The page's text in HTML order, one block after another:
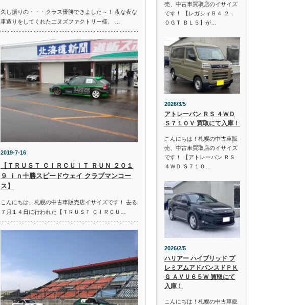
久し振りの・・・クラス優勝できました～！ 夜な夜な
車造りをしてくれたエヌズファクトリー様、 …
2019-7-16
【ＴＲＵＳＴ ＣＩＲＣＵＩＴ ＲＵＮ ２０１
９ ｉｎ十勝スピードウェイ クラブマンコー
ス】
こんにちは、札幌の中古車販売店イサイズです！ 去る
７月１４日に行われた【ＴＲＵＳＴ ＣＩＲＣＵ…
売、中古車買取店のイサイズ
です！ 【レガシィＢ４ ２．
０ＧＴ ＢＬ５】が…
2026/3/5
アトレーバン ＲＳ ４ＷＤ
Ｓ７１０Ｖ 買取にて入庫！
こんにちは！札幌の中古車販
売、中古車買取店のイサイズ
です！ 【アトレーバン ＲＳ
４ＷＤ Ｓ７１０…
2026/2/5
ハリアー ハイブリッド プ
レミアムアドバンスドＰＫ
Ｇ ＡＶＵ６５Ｗ 買取にて
入庫！
こんにちは！札幌の中古車販